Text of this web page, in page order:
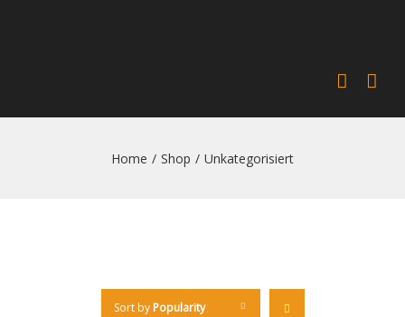
Home / Shop / Unkategorisiert
Sort by Popularity